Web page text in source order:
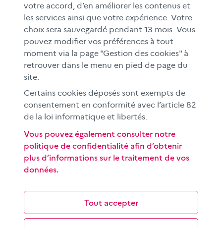
FAMILLES
Le CLEMI
En académies
À l'international
CLEMI sup
Espace presse
Si vous souhaitez vous abonner gratuitement à la lettre
d'information mensuelle du CLEMI, cliquezici →
votre accord, d’en améliorer les contenus et
les services ainsi que votre expérience. Votre
choix sera sauvegardé pendant 13 mois. Vous
pouvez modifier vos préférences à tout
moment via la page "Gestion des cookies" à
retrouver dans le menu en pied de page du
site.
Certains cookies déposés sont exempts de
consentement en conformité avec l’article 82
de la loi informatique et libertés.
Tout accepter
Vous pouvez également consulter notre
politique de confidentialité afin d’obtenir
plus d’informations sur le traitement de vos
données.